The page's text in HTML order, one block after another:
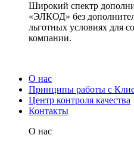
Широкий спектр
«ЭЛКОД» без
льготных условиях для
компании.
О нас
Принципы работы с
Центр контроля качества
Контакты
О нас